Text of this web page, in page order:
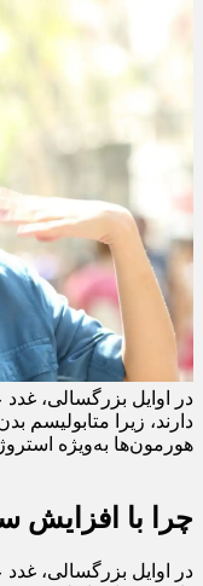
در اوایل بزرگسالی،
دارند، زیرا متابولیسم
هورمون‌ها به‌ویژه
چرا با افزایش
در اوایل بزرگسالی،